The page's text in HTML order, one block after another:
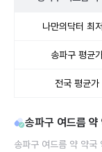
나만의닥터 최
송파구 평균
전국 평균가
송파구 여드름
송파구 여드름 약 약국